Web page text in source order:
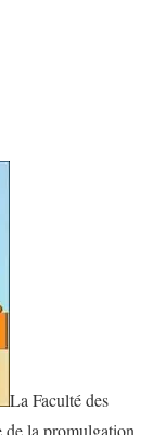
La Faculté des
de la promulgation